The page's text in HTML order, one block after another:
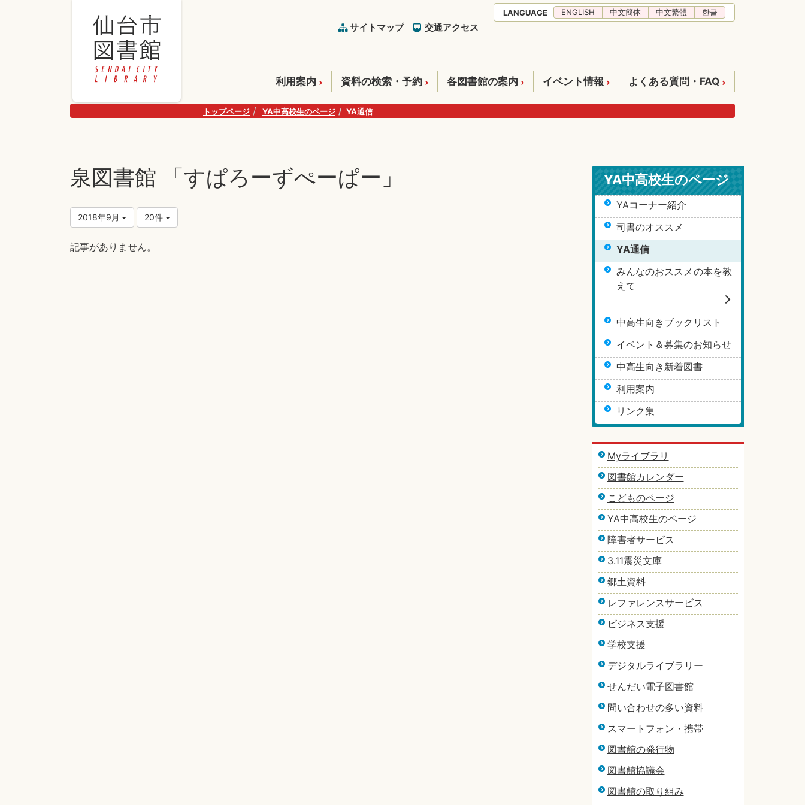
サイトマップ 交通アクセス
LANGUAGE ENGLISH 中文簡体 中文繁體 한글
利用案内 資料の検索・予約 各図書館の案内 イベント情報 よくある質問・FAQ
トップページ YA中高校生のページ YA通信
泉図書館 「すぱろーずぺーぱー」
2018年9月 20件
記事がありません。
YA中高校生のページ
YAコーナー紹介
司書のオススメ
YA通信
みんなのおススメの本を教
えて
中高生向きブックリスト
イベント＆募集のお知らせ
中高生向き新着図書
利用案内
リンク集
Myライブラリ
図書館カレンダー
こどものページ
YA中高校生のページ
障害者サービス
3.11震災文庫
郷土資料
レファレンスサービス
ビジネス支援
学校支援
デジタルライブラリー
せんだい電子図書館
問い合わせの多い資料
スマートフォン・携帯
図書館の発行物
図書館協議会
図書館の取り組み